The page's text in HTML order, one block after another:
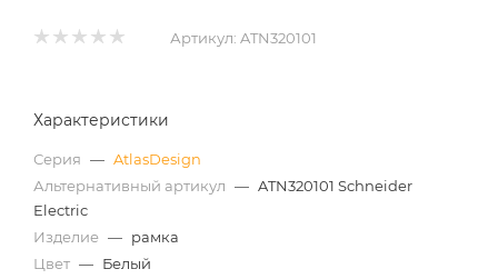
Артикул: ATN320101
Характеристики
Серия — AtlasDesign
Альтернативный артикул — ATN320101 Schneider
Electric
Изделие — рамка
Цвет — Белый